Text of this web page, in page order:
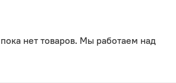
нет товаров. Мы работаем над